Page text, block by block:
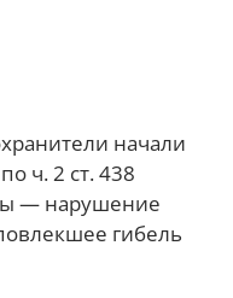
начали
ч. 2 ст. 438
— нарушение
гибель